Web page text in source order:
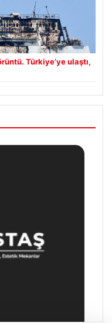
Türkiye’ye ulaştı,